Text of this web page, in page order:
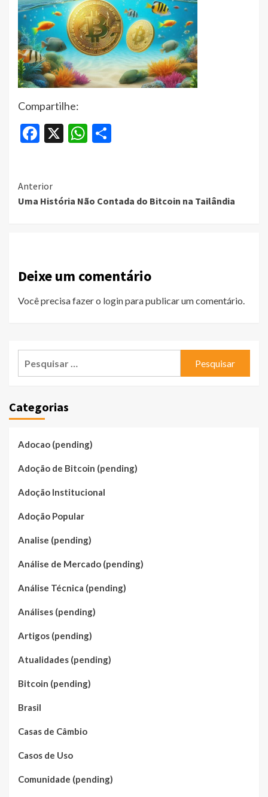
Compartilhe:
Facebook
X WhatsApp
Continue
Reading
Anterior
Uma História Não Contada do Bitcoin na Tailândia
Deixe um comentário
Você precisa fazer o loginpara publicar um comentário.
Categorias
Adocao (pending)
Adoção de Bitcoin (pending)
Adoção Institucional
Adoção Popular
Analise (pending)
Análise de Mercado (pending)
Análise Técnica (pending)
Análises (pending)
Artigos (pending)
Atualidades (pending)
Bitcoin (pending)
Brasil
Casas de Câmbio
Casos de Uso
Comunidade (pending)